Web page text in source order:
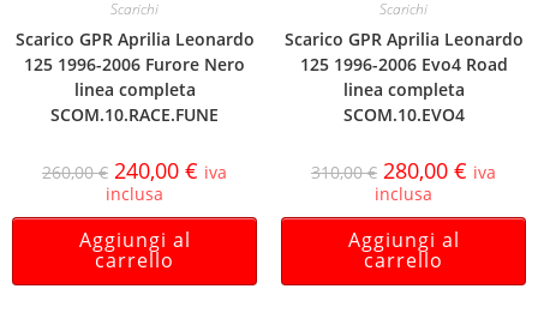
Scarichi
Scarico GPR Aprilia Leonardo
125 1996-2006 Furore Nero
linea completa
SCOM.10.RACE.FUNE
260,00€ 240,00 € iva
inclusa
Aggiungi al
carrello
Scarichi
Scarico GPR Aprilia Leonardo
125 1996-2006 Evo4 Road
linea completa
SCOM.10.EVO4
310,00€ 280,00 € iva
inclusa
Aggiungi al
carrello